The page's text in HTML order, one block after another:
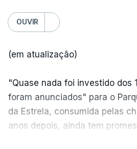
OUVIR
(em atualização)
"Quase nada foi investido dos
foram anunciados" para o
da Estrela, consumida pelas
anos depois, ainda tem